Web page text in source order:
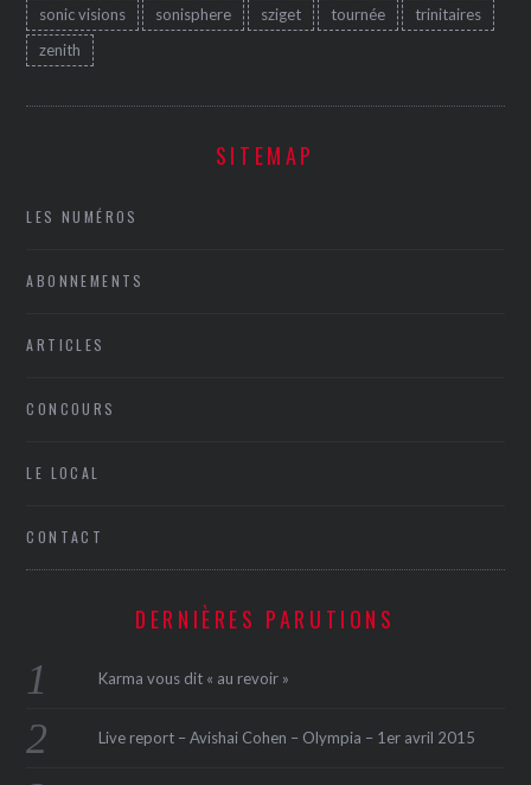
sonic visions
sonisphere sziget tournée
trinitaires
zenith
SITEMAP
LES NUMÉROS
ABONNEMENTS
ARTICLES
CONCOURS
LE LOCAL
CONTACT
DERNIÈRES PARUTIONS
Karma vous dit « au revoir »
Live report – Avishai Cohen – Olympia – 1er avril 2015